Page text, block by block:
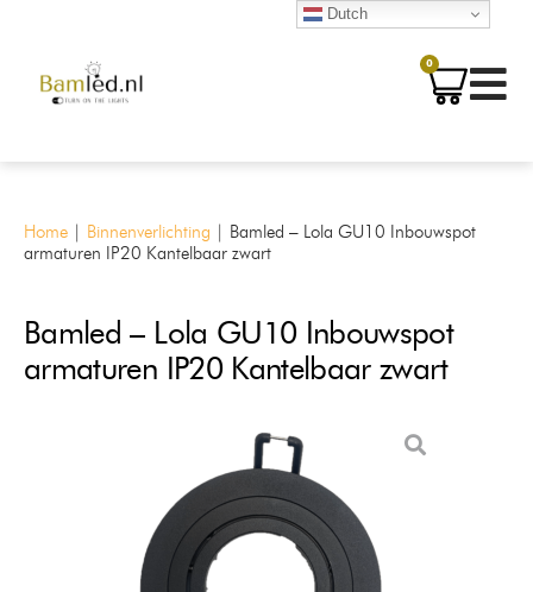
0
Home | Binnenverlichting | Bamled – Lola GU10 Inbouwspot
armaturen IP20 Kantelbaar zwart
Bamled – Lola GU10 Inbouwspot
armaturen IP20 Kantelbaar zwart
Dutch